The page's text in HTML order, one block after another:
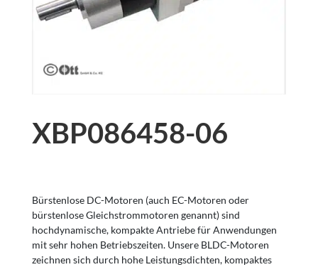
XBP086458-06
Bürstenlose DC-Motoren (auch EC-Motoren oder
bürstenlose Gleichstrommotoren genannt) sind
hochdynamische, kompakte Antriebe für Anwendungen
mit sehr hohen Betriebszeiten. Unsere BLDC-Motoren
zeichnen sich durch hohe Leistungsdichten, kompaktes